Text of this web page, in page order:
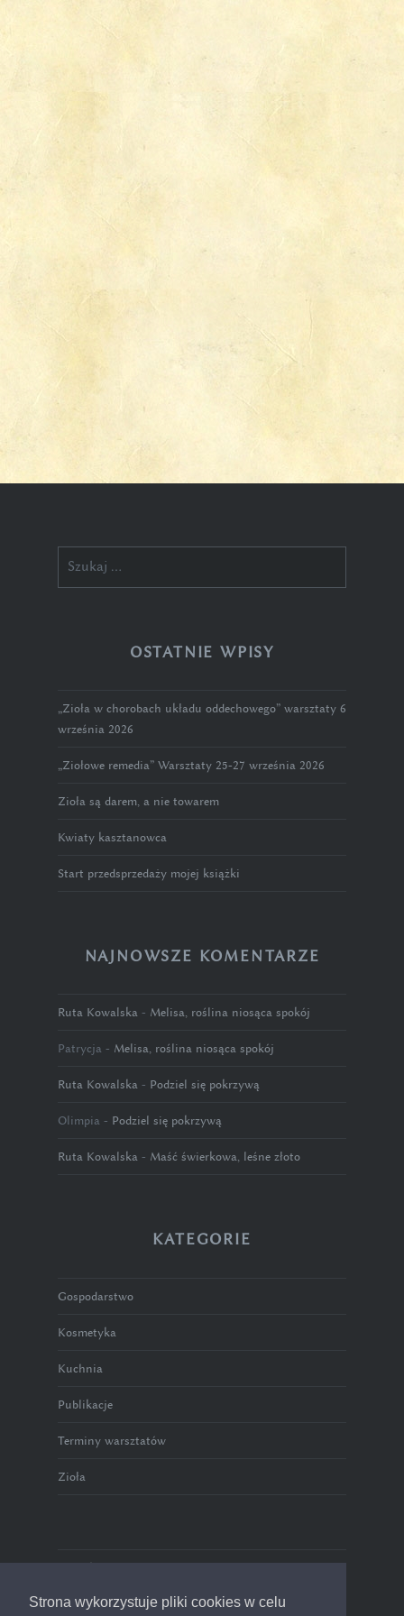
Strona wykorzystuje pliki cookies w celu
OSTATNIE WPISY
„Zioła w chorobach układu oddechowego” warsztaty 6
września 2026
„Ziołowe remedia” Warsztaty 25-27 września 2026
Zioła są darem, a nie towarem
Kwiaty kasztanowca
Start przedsprzedaży mojej książki
NAJNOWSZE KOMENTARZE
Ruta Kowalska- Melisa, roślina niosąca spokój
Patrycja - Melisa, roślina niosąca spokój
Ruta Kowalska- Podziel się pokrzywą
Olimpia - Podziel się pokrzywą
Ruta Kowalska- Maść świerkowa, leśne złoto
KATEGORIE
Gospodarstwo
Kosmetyka
Kuchnia
Publikacje
Terminy warsztatów
Zioła
Polityka prywatności